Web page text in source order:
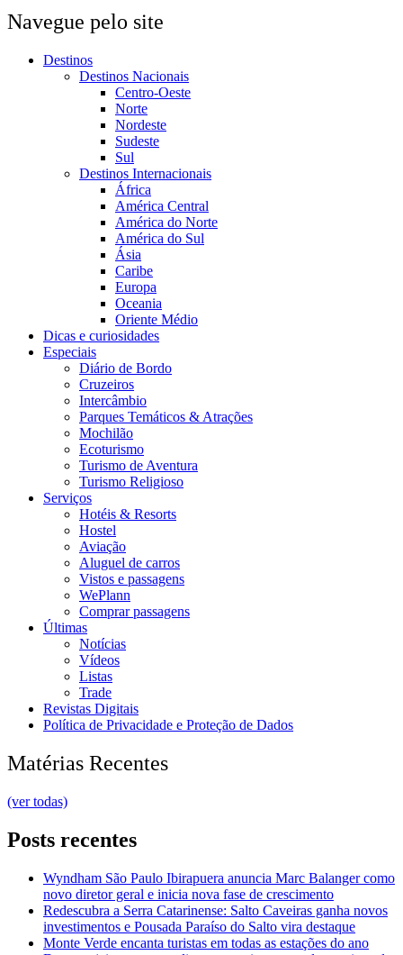
Navegue pelo site
Destinos
Destinos Nacionais
Centro-Oeste
Norte
Nordeste
Sudeste
Sul
Destinos Internacionais
África
América Central
América do Norte
América do Sul
Ásia
Caribe
Europa
Oceania
Oriente Médio
Dicas e curiosidades
Especiais
Diário de Bordo
Cruzeiros
Intercâmbio
Parques Temáticos & Atrações
Mochilão
Ecoturismo
Turismo de Aventura
Turismo Religioso
Serviços
Hotéis & Resorts
Hostel
Aviação
Aluguel de carros
Vistos e passagens
WePlann
Comprar passagens
Últimas
Notícias
Vídeos
Listas
Trade
Revistas Digitais
Política de Privacidade e Proteção de Dados
Matérias Recentes
(ver todas)
Posts recentes
Wyndham São Paulo Ibirapuera anuncia Marc Balanger como
novo diretor geral e inicia nova fase de crescimento
Redescubra a Serra Catarinense: Salto Caveiras ganha novos
investimentos e Pousada Paraíso do Salto vira destaque
Monte Verde encanta turistas em todas as estações do ano